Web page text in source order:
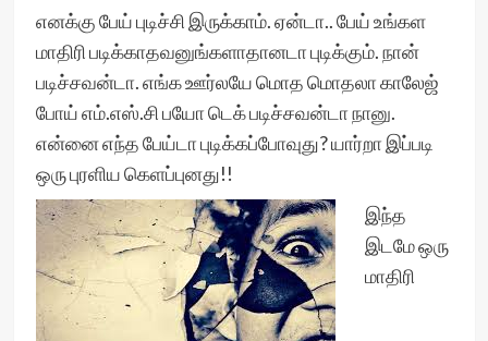
எனக்கு பேய் புடிச்சி இருக்காம். ஏன்டா.. பேய் உங்கள
மாதிரி படிக்காதவனுங்களாதானடா புடிக்கும். நான்
படிச்சவன்டா. எங்க ஊர்லயே மொத மொதலா காலேஜ்
போய் எம்.எஸ்.சி பயோ டெக் படிச்சவன்டா நானு.
என்னை எந்த பேய்டா புடிக்கப்போவுது? யார்றா இப்படி
ஒரு புரளிய கெளப்புனது!!
இந்த
இடமே ஒரு
மாதிரி